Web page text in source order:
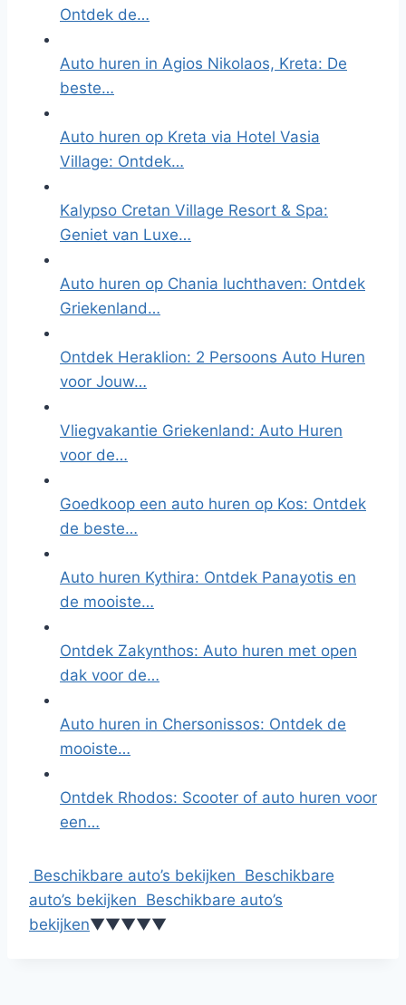
Ontdek de…
Auto huren in Agios Nikolaos, Kreta: De
beste…
Auto huren op Kreta via Hotel Vasia
Village: Ontdek…
Kalypso Cretan Village Resort & Spa:
Geniet van Luxe…
Auto huren op Chania luchthaven: Ontdek
Griekenland…
Ontdek Heraklion: 2 Persoons Auto Huren
voor Jouw…
Vliegvakantie Griekenland: Auto Huren
voor de…
Goedkoop een auto huren op Kos: Ontdek
de beste…
Auto huren Kythira: Ontdek Panayotis en
de mooiste…
Ontdek Zakynthos: Auto huren met open
dak voor de…
Auto huren in Chersonissos: Ontdek de
mooiste…
Ontdek Rhodos: Scooter of auto huren voor
een…
Beschikbare auto’s bekijken Beschikbare
auto’s bekijken Beschikbare auto’s
bekijken▼▼▼▼▼